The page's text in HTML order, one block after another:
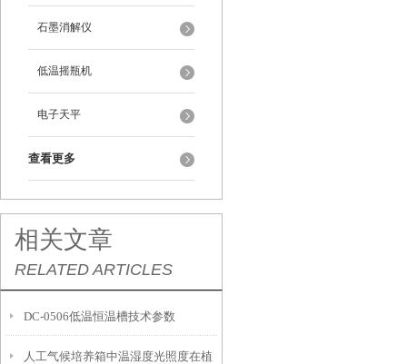
石墨消解仪
低温摇瓶机
电子天平
查看更多
相关文章
RELATED ARTICLES
DC-0506低温恒温槽技术参数
人工气候培养箱中温湿度光照度在植